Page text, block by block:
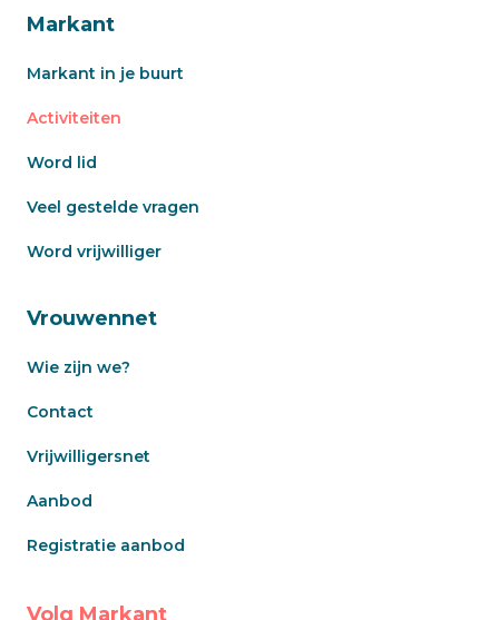
Markant
Markant in je buurt
Activiteiten
Word lid
Veel gestelde vragen
Word vrijwilliger
Vrouwennet
Wie zijn we?
Contact
Vrijwilligersnet
Aanbod
Registratie aanbod
Volg Markant